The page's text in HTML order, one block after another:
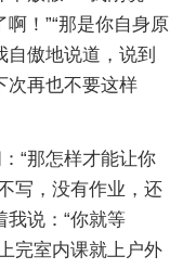
！”“那是你自身原
自傲地说道，说到
次再也不要这样
“那怎样才能让你
写，没有作业，还
我说：“你就等
完室内课就上户外